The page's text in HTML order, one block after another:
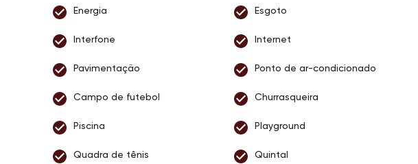
Energia Esgoto
Interfone Internet
Pavimentação Ponto de ar-condicionado
Campo de futebol Churrasqueira
Piscina Playground
Quadra de tênis Quintal